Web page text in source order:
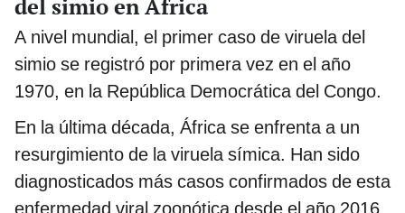
del simio en África
A nivel mundial, el primer caso de viruela del
simio se registró por primera vez en el año
1970, en la República Democrática del Congo.
En la última década, África se enfrenta a un
resurgimiento de la viruela símica. Han sido
diagnosticados más casos confirmados de esta